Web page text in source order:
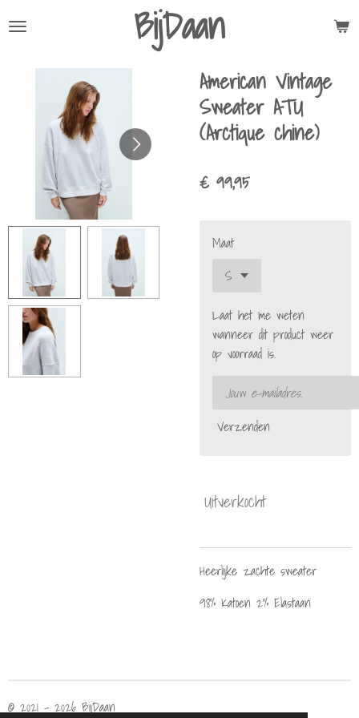
direct
hoofdinhoud
BijDaan
American Vintage
Sweater ATU
(Arctique chine)
€ 99,95
Maat
Laat het me weten
wanneer dit product weer
op voorraad is.
Verzenden
Uitverkocht
Heerlijke zachte sweater
98% Katoen 2% Elastaan
© 2021 - 2026 BijDaan